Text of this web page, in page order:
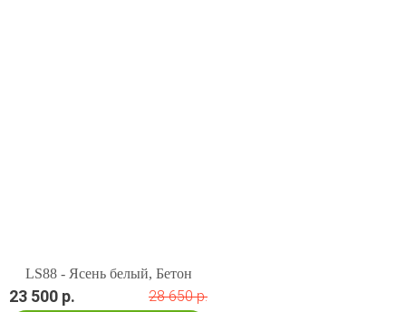
LS88 - Ясень белый, Бетон
23 500 р.
28 650 р.